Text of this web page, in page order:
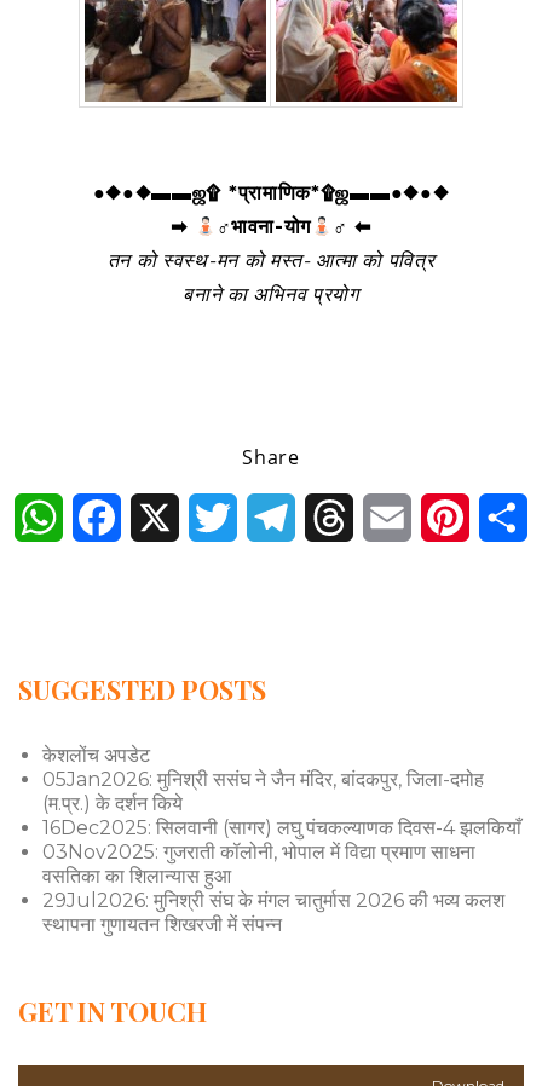
●◆●◆▬▬ஜ۩ *प्रामाणिक*۩ஜ▬▬●◆●◆
➡
‍♂भावना-योग
‍♂ ⬅
तन को स्वस्थ-मन को मस्त- आत्मा को पवित्र
बनाने का अभिनव प्रयोग
Share
WhatsAppFacebook Twitter TelegramThreadsEmail
SUGGESTED POSTS
केशलोंच अपडेट
05Jan2026: मुनिश्री ससंघ ने जैन मंदिर, बांदकपुर, जिला-दमोह
(म.प्र.) के दर्शन किये
16Dec2025: सिलवानी (सागर) लघु पंचकल्याणक दिवस-4 झलकियाँ
03Nov2025: गुजराती कॉलोनी, भोपाल में विद्या प्रमाण साधना
वसतिका का शिलान्यास हुआ
29Jul2026: मुनिश्री संघ के मंगल चातुर्मास 2026 की भव्य कलश
स्थापना गुणायतन शिखरजी में संपन्न
GET IN TOUCH